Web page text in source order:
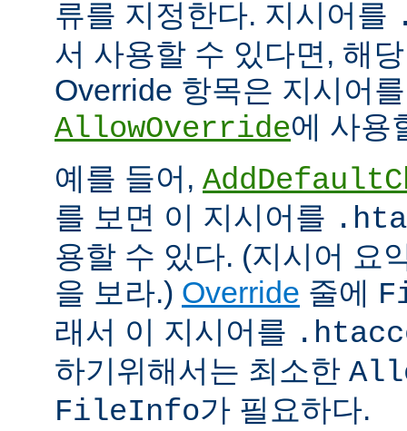
류를 지정한다. 지시어를
서 사용할 수 있다면, 해
Override 항목은 지시어
AllowOverride에 사용
예를 들어,
를 보면 이 지시어를
용할 수 있다. (지시어 요
을 보라.) Override 줄에
래서 이 지시어를
하기위해서는 최소한
FileInfo가 필요하다.